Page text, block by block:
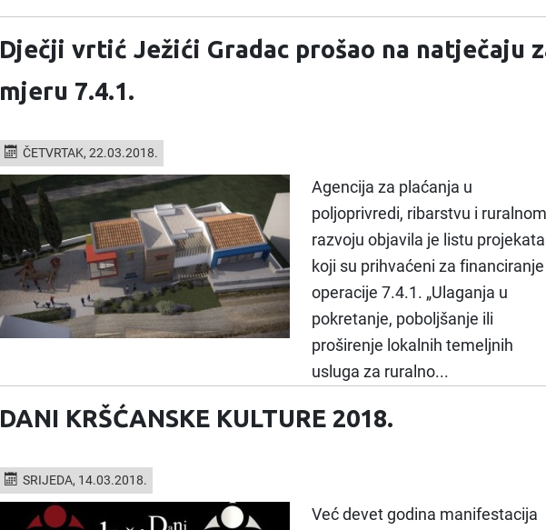
Dječji vrtić Ježići Gradac prošao na natječaju
mjeru 7.4.1.
ČETVRTAK, 22.03.2018.
Agencija za plaćanja u
poljoprivredi, ribarstvu i ruralnom
razvoju objavila je listu projekata
koji su prihvaćeni za
operacije 7.4.1. „Ulaganja u
pokretanje, poboljšanje ili
proširenje lokalnih temeljnih
usluga za ruralno...
DANI KRŠĆANSKE KULTURE 2018.
SRIJEDA, 14.03.2018.
Već devet godina manifestacija